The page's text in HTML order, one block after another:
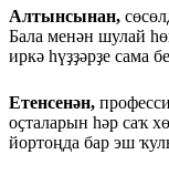
Алтынсынан,
Бала менән шулай
иркә һүҙҙәрҙе сама
Етенсенән,
оҫталарын һәр саҡ
йортоңда бар эш